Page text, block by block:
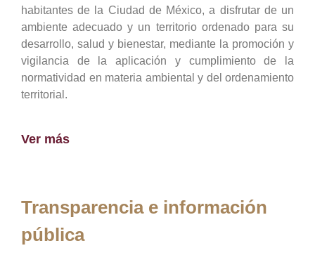
habitantes de la Ciudad de México, a disfrutar de un
ambiente adecuado y un territorio ordenado para su
desarrollo, salud y bienestar, mediante la promoción y
vigilancia de la aplicación y cumplimiento de la
normatividad en materia ambiental y del ordenamiento
territorial.
Ver más
Transparencia e información
pública